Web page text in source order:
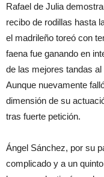
Rafael de Julia
recibo de rodillas hasta
el madrileño toreó con
faena fue ganando en
de las mejores tandas
Aunque nuevamente
dimensión de su
tras fuerte petición.
Ángel Sánchez, por su
complicado y a un